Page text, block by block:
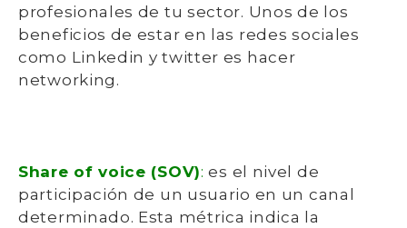
profesionales de tu sector. Unos de los
beneficios de estar en las redes sociales
como Linkedin y twitter es hacer
networking.
Share of voice (SOV): es el nivel de
participación de un usuario en un canal
determinado. Esta métrica indica la